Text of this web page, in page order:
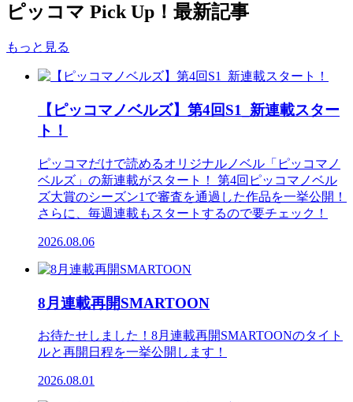
ピッコマ Pick Up！最新記事
もっと見る
【ピッコマノベルズ】第4回S1_新連載スター
ト！
ピッコマだけで読めるオリジナルノベル「ピッコマノ
ベルズ」の新連載がスタート！ 第4回ピッコマノベル
ズ大賞のシーズン1で審査を通過した作品を一挙公開！
さらに、毎週連載もスタートするので要チェック！
2026.08.06
8月連載再開SMARTOON
お待たせしました！8月連載再開SMARTOONのタイト
ルと再開日程を一挙公開します！
2026.08.01